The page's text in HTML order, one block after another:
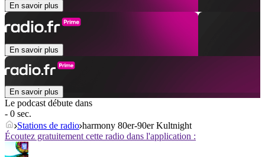
En savoir plus
En savoir plus
En savoir plus
Le podcast débute dans
- 0 sec.
Stations de radio harmony 80er-90er Kultnight
Écoutez gratuitement cette radio dans l'application :